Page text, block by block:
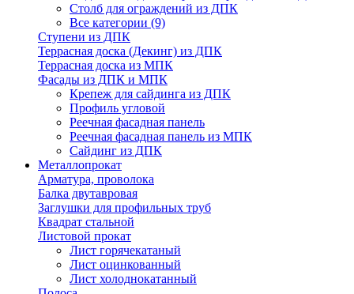
Столб для ограждений из ДПК
Все категории (9)
Ступени из ДПК
Террасная доска (Декинг) из ДПК
Террасная доска из МПК
Фасады из ДПК и МПК
Крепеж для сайдинга из ДПК
Профиль угловой
Реечная фасадная панель
Реечная фасадная панель из МПК
Сайдинг из ДПК
Металлопрокат
Арматура, проволока
Балка двутавровая
Заглушки для профильных труб
Квадрат стальной
Листовой прокат
Лист горячекатаный
Лист оцинкованный
Лист холоднокатанный